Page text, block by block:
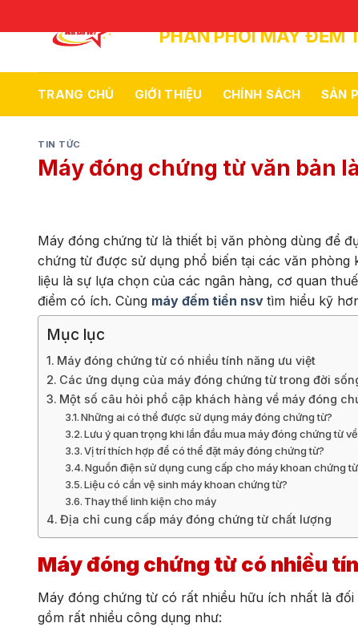
to
PHÂN PHỐI MÁY ĐẾM
TRANG CHỦ GIỚI THIỆU CHÍNH SÁCH SẢN
TIN TỨC
Máy đóng chứng từ văn bản
Máy đóng chứng từ là thiết bị văn phòng dùng để
chứng từ được sử dụng phổ biến tại các văn
liệu là sự lựa chọn của các ngân hàng, cơ quan
điểm có ích. Cùng máy đếm tiền nsv tìm hiểu kỹ
Mục lục
Máy đóng chứng từ có nhiều tính năng ưu việt
Các ứng dụng của máy đóng chứng từ trong đời
Một số câu hỏi phổ cập khách hàng về máy đóng
Những ai có thể được sử dụng máy đóng chứng từ?
Lưu ý quan trọng khi lần đầu mua máy đóng chứng từ
Vị trí thích hợp để có thể đặt máy đóng chứng từ?
Nguồn điện sử dụng cung cấp cho máy khoan chứng
Liệu có cần vệ sinh máy khoan chứng từ?
Thay thế linh kiện cho máy
Địa chỉ cung cấp máy đóng chứng từ chất lượng
Máy đóng chứng từ có nhiều
Máy đóng chứng từ có rất nhiều hữu ích nhất là
gồm rất nhiều công dụng như: